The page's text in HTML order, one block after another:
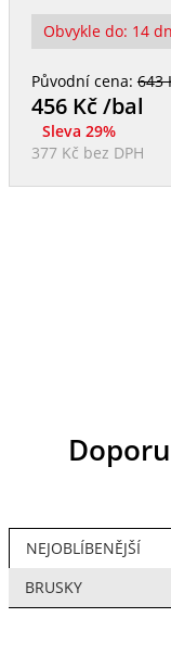
Obvykle do: 14
Původní cena:643
456Kč /bal
Sleva 29%
377 Kč bez DPH
NEJOBLÍBENĚJŠÍ
BRUSKY